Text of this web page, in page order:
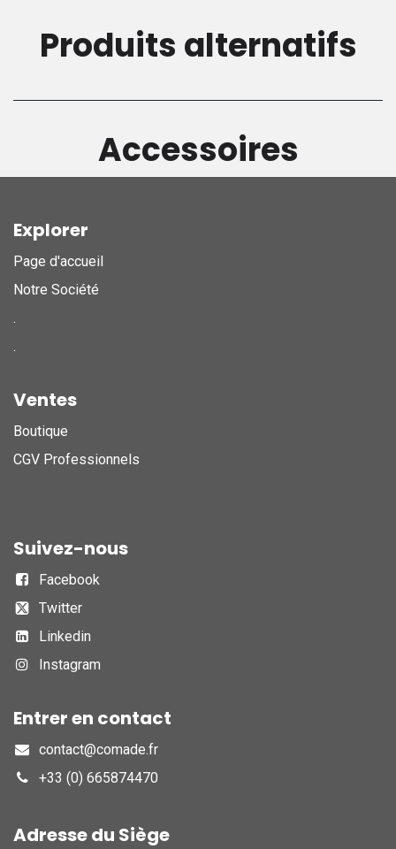
Produits alternatifs
Accessoires
Explorer
Page d'accueil
Notre Société
.
.
Ventes
Boutique
CGV Professionnels
Suivez-nous
Facebook
Twitter
Linkedin
Instagram
Entrer en contact
contact@comade.fr
+33 (0) 665874470
Adresse du Siège